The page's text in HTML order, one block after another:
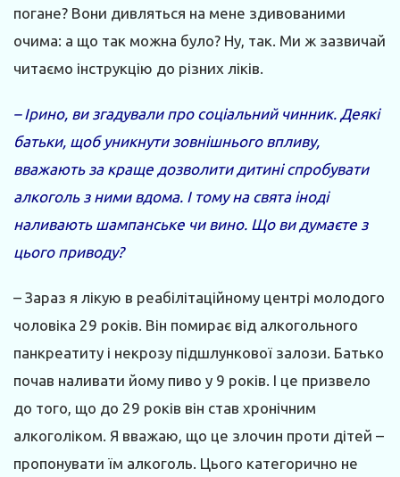
погане? Вони дивляться на мене здивованими
очима: а що так можна було? Ну, так. Ми ж зазвичай
читаємо інструкцію до різних ліків.
– Ірино, ви згадували про соціальний чинник. Деякі
батьки, щоб уникнути зовнішнього впливу,
вважають за краще дозволити дитині спробувати
алкоголь з ними вдома. І тому на свята іноді
наливають шампанське чи вино. Що ви думаєте з
цього приводу?
– Зараз я лікую в реабілітаційному центрі молодого
чоловіка 29 років. Він помирає від алкогольного
панкреатиту і некрозу підшлункової залози. Батько
почав наливати йому пиво у 9 років. І це призвело
до того, що до 29 років він став хронічним
алкоголіком. Я вважаю, що це злочин проти дітей –
пропонувати їм алкоголь. Цього категорично не